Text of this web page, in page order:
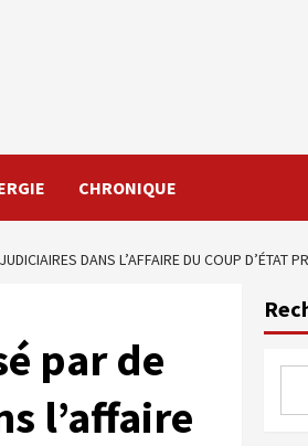
CHRONIQUE
DANS L’AFFAIRE DU COUP D’ÉTAT
par de
l’affaire